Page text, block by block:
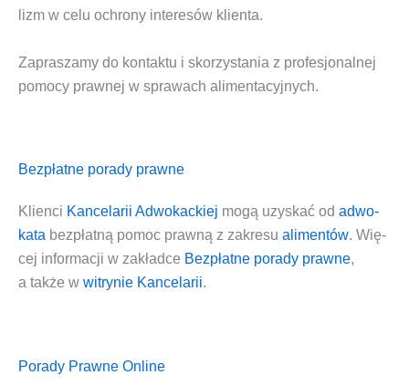
lizm w celu ochro­ny inte­re­sów klienta.
Zapra­sza­my do kon­tak­tu i sko­rzy­sta­nia z pro­fe­sjo­nal­nej
pomo­cy praw­nej w spra­wach alimentacyjnych.
Bezpłatne porady prawne
Klien­ci Kan­ce­la­rii Adwo­kac­kiej mogą uzy­skać od adwo­
ka­ta bez­płat­ną pomoc praw­ną z zakre­su ali­men­tów. Wię­
cej infor­ma­cji w zakład­ce Bez­płat­ne pora­dy praw­ne,
a tak­że w witry­nie Kan­ce­la­rii.
Porady Prawne Online